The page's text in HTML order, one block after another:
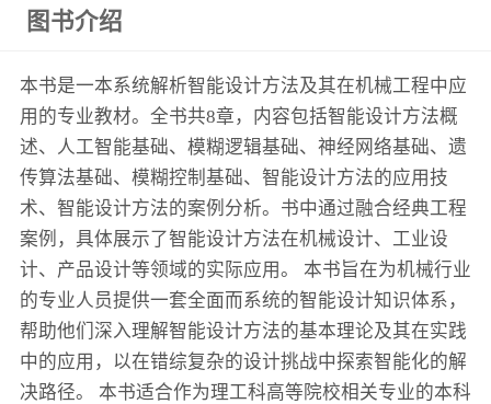
图书介绍
本书是一本系统解析智能设计方法及其在机械工程中应
用的专业教材。全书共8章，内容包括智能设计方法概
述、人工智能基础、模糊逻辑基础、神经网络基础、遗
传算法基础、模糊控制基础、智能设计方法的应用技
术、智能设计方法的案例分析。书中通过融合经典工程
案例，具体展示了智能设计方法在机械设计、工业设
计、产品设计等领域的实际应用。 本书旨在为机械行业
的专业人员提供一套全面而系统的智能设计知识体系，
帮助他们深入理解智能设计方法的基本理论及其在实践
中的应用，以在错综复杂的设计挑战中探索智能化的解
决路径。 本书适合作为理工科高等院校相关专业的本科